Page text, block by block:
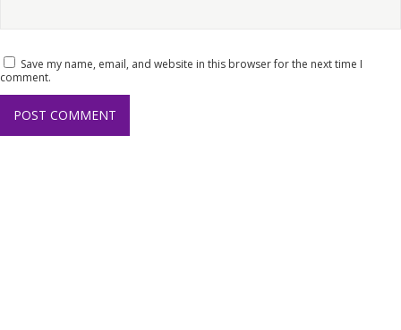
Save my name, email, and website in this browser for the next time I
comment.